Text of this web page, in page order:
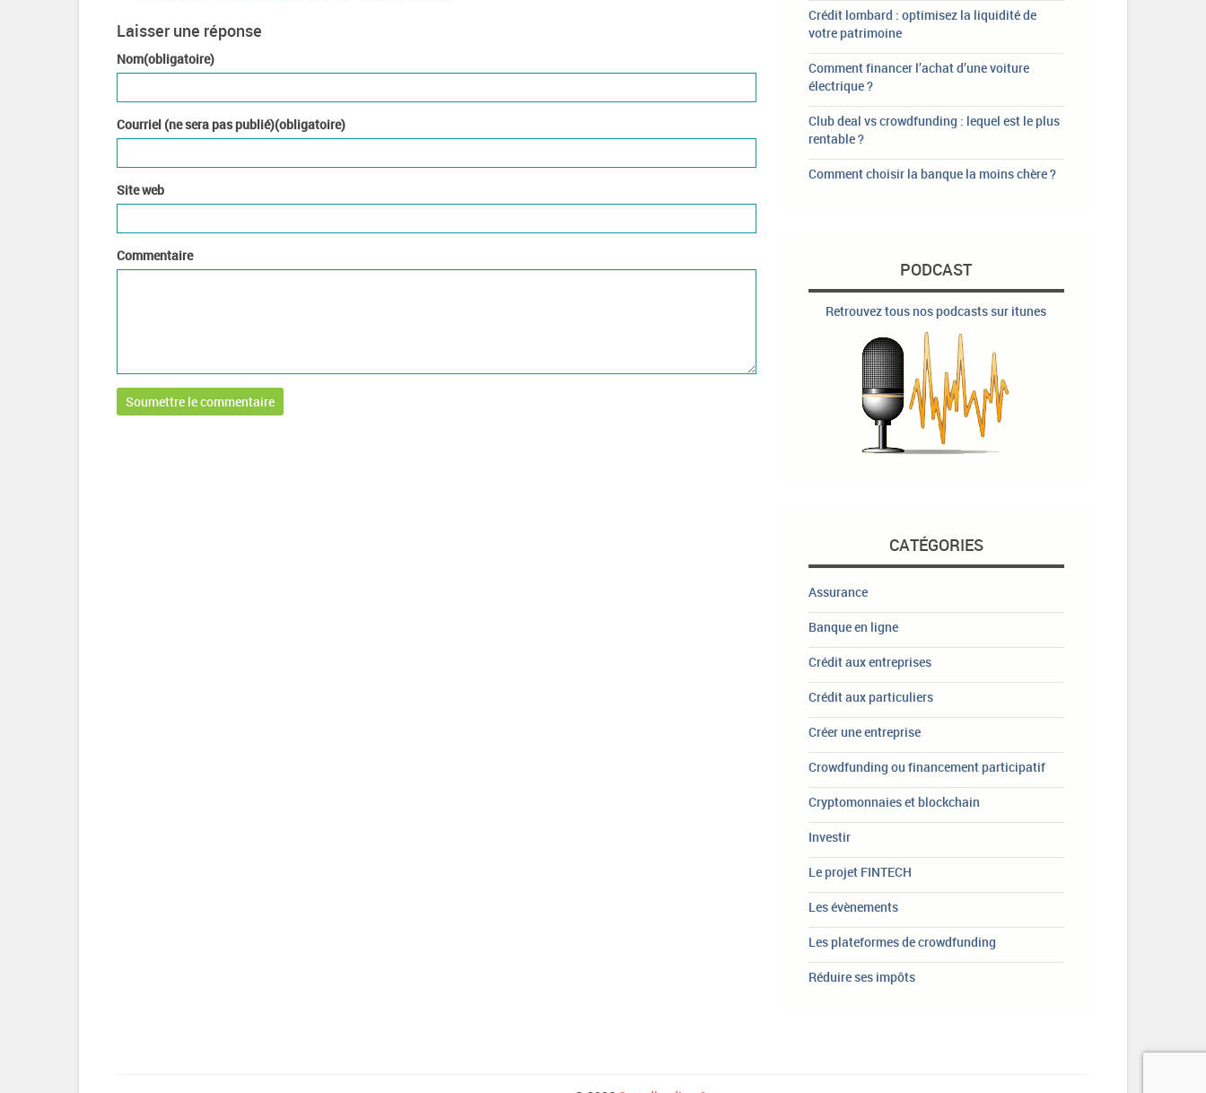
Laisser une réponse
Nom(obligatoire)
Courriel (ne sera pas publié)(obligatoire)
Site web
Commentaire
Crédit lombard : optimisez la liquidité de
votre patrimoine
Comment financer l’achat d’une voiture
électrique ?
Club deal vs crowdfunding : lequel est le plus
rentable ?
Comment choisir la banque la moins chère ?
PODCAST
Retrouvez tous nos podcasts sur itunes
CATÉGORIES
Assurance
Banque en ligne
Crédit aux entreprises
Crédit aux particuliers
Créer une entreprise
Crowdfunding ou financement participatif
Cryptomonnaies et blockchain
Investir
Le projet FINTECH
Les évènements
Les plateformes de crowdfunding
Réduire ses impôts